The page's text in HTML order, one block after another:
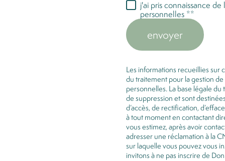
j'ai pris connaissance
personnelles **
envoyer
Les informations recueillies sur
du traitement pour la gestion
personnelles. La base légale
de suppression et sont
d’accès, de rectification,
à tout moment en contactant
vous estimez, après avoir
adresser une réclamation à la
sur laquelle vous pouvez vous
invitons à ne pas inscrire de